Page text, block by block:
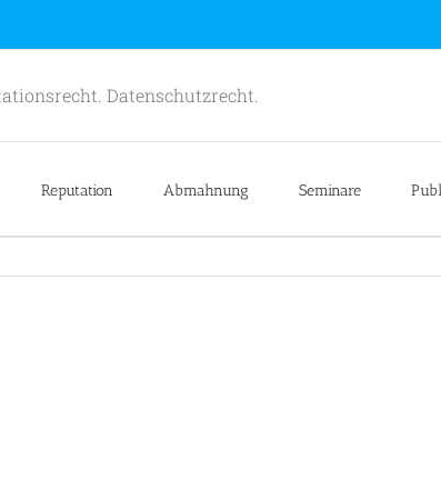
Datenschutzrecht.
Reputation Abmahnung Seminare